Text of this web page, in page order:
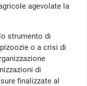
agevolate la
strumento di
o a crisi di
di
finalizzate al